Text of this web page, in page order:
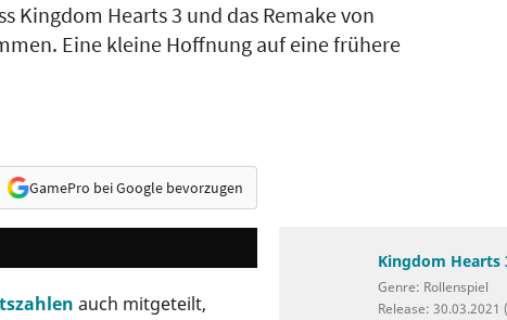
Kingdom Hearts 3 und das Remake von
Eine kleine Hoffnung auf eine frühere
GamePro bei Google bevorzugen
5:20
auch mitgeteilt,
Kingdom Hearts
Genre: Rollenspiel
Release: 30.03.2021